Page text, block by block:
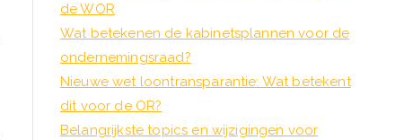
de WOR
Wat betekenen de kabinetsplannen voor de
ondernemingsraad?
Nieuwe wet loontransparantie: Wat betekent
dit voor de OR?
Belangrijkste topics en wijzigingen voor